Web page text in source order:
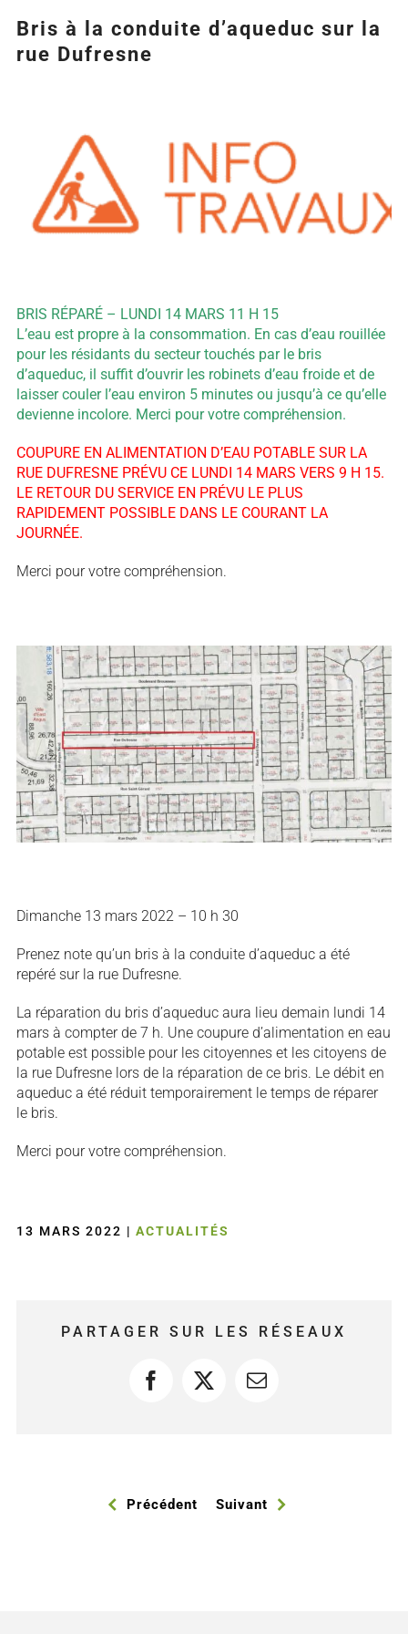
Bris à la conduite d’aqueduc sur la
rue Dufresne
l&apos;image
BRIS RÉPARÉ – LUNDI 14 MARS 11 H 15
L’eau est propre à la consommation. En cas d’eau rouillée
pour les résidants du secteur touchés par le bris
d’aqueduc, il suffit d’ouvrir les robinets d’eau froide et de
laisser couler l’eau environ 5 minutes ou jusqu’à ce qu’elle
devienne incolore. Merci pour votre compréhension.
COUPURE EN ALIMENTATION D’EAU POTABLE SUR LA
RUE DUFRESNE PRÉVU CE LUNDI 14 MARS VERS 9 H 15.
LE RETOUR DU SERVICE EN PRÉVU LE PLUS
RAPIDEMENT POSSIBLE DANS LE COURANT LA
JOURNÉE.
Merci pour votre compréhension.
Dimanche 13 mars 2022 – 10 h 30
Prenez note qu’un bris à la conduite d’aqueduc a été
repéré sur la rue Dufresne.
La réparation du bris d’aqueduc aura lieu demain lundi 14
mars à compter de 7 h. Une coupure d’alimentation en eau
potable est possible pour les citoyennes et les citoyens de
la rue Dufresne lors de la réparation de ce bris. Le débit en
aqueduc a été réduit temporairement le temps de réparer
le bris.
Merci pour votre compréhension.
13 MARS 2022 | ACTUALITÉS
PARTAGER SUR LES RÉSEAUX
Facebook
X Courriel
Précédent Suivant